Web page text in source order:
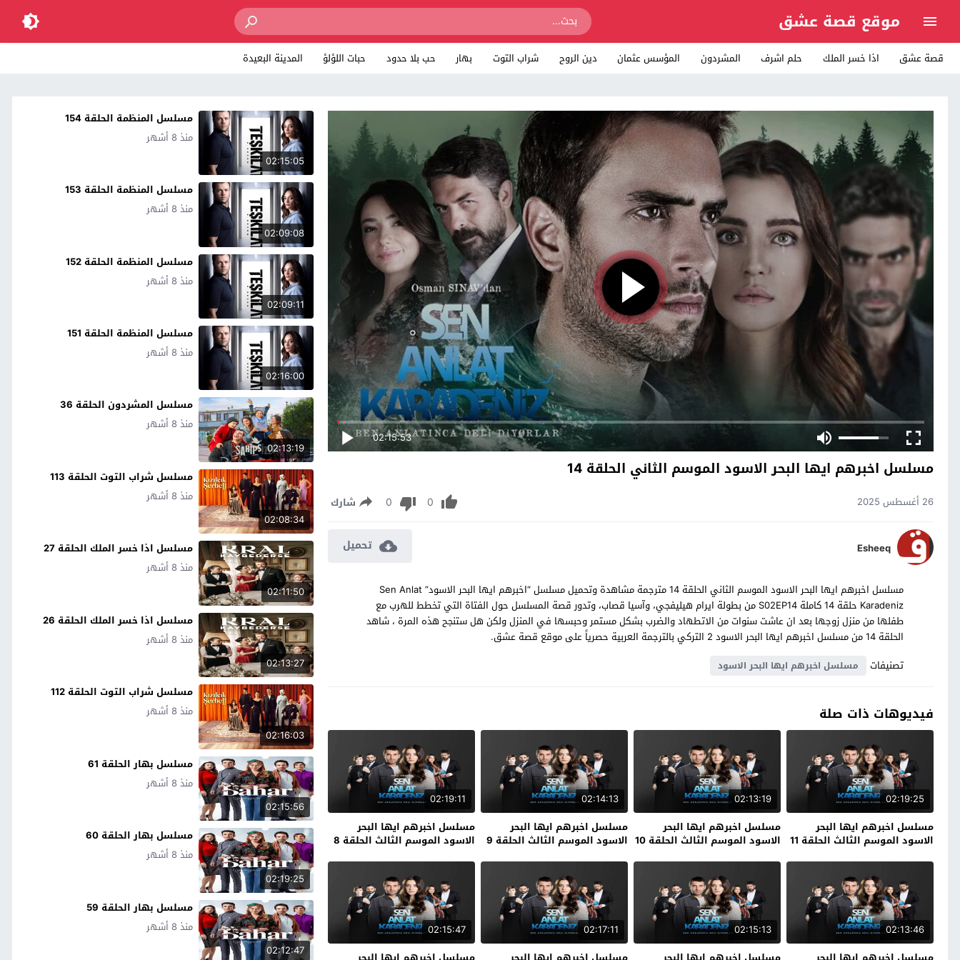
موقع قصة عشق
قصة عشق اذا خسر الملك حلم اشرف المشردون المؤسس عثمان دين الروح شراب التوت بهار حب بلا حدود حبات اللؤلؤ المدينة البعيدة
02:15:53
مسلسل اخبرهم ايها البحر الاسود الموسم الثاني الحلقة 14
26 أغسطس 2025 0
0 شارك
Esheeq تحميل
مسلسل اخبرهم ايها البحر الاسود الموسم الثاني الحلقة 14 مترجمة مشاهدة وتحميل مسلسل “اخبرهم ايها البحر الاسود” Sen Anlat
Karadeniz حلقة 14 كاملة S02EP14 من بطولة ايرام هيليفجي، وآسيا قصاب، وتدور قصة المسلسل حول الفتاة التي تخطط للهرب مع
طفلها من منزل زوجها بعد ان عاشت سنوات من الاتطهاد والضرب بشكل مستمر وحبسها في المنزل ولكن هل ستنجح هذه المرة ، شاهد
الحلقة 14 من مسلسل اخبرهم ايها البحر الاسود 2 التركي بالترجمة العربية حصرياً على موقع قصة عشق.
تصنيفات
مسلسل اخبرهم ايها البحر الاسود
فيديوهات ذات صلة
02:19:25
مسلسل اخبرهم ايها البحر
الاسود الموسم الثالث الحلقة 11
02:13:19
مسلسل اخبرهم ايها البحر
الاسود الموسم الثالث الحلقة 10
02:14:13
مسلسل اخبرهم ايها البحر
الاسود الموسم الثالث الحلقة 9
02:19:11
مسلسل اخبرهم ايها البحر
الاسود الموسم الثالث الحلقة 8
02:13:46
02:15:13
02:17:11
02:15:47
02:15:05
مسلسل المنظمة الحلقة 154
منذ 8 أشهر
02:09:08
مسلسل المنظمة الحلقة 153
منذ 8 أشهر
02:09:11
مسلسل المنظمة الحلقة 152
منذ 8 أشهر
02:16:00
مسلسل المنظمة الحلقة 151
منذ 8 أشهر
02:13:19
مسلسل المشردون الحلقة 36
منذ 8 أشهر
02:08:34
مسلسل شراب التوت الحلقة 113
منذ 8 أشهر
02:11:50
مسلسل اذا خسر الملك الحلقة 27
منذ 8 أشهر
02:13:27
مسلسل اذا خسر الملك الحلقة 26
منذ 8 أشهر
02:16:03
مسلسل شراب التوت الحلقة 112
منذ 8 أشهر
02:15:56
مسلسل بهار الحلقة 61
منذ 8 أشهر
02:19:25
مسلسل بهار الحلقة 60
منذ 8 أشهر
02:12:47
مسلسل بهار الحلقة 59
منذ 8 أشهر